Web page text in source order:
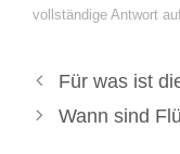
vollständige Antwort
Für was ist
Wann sind